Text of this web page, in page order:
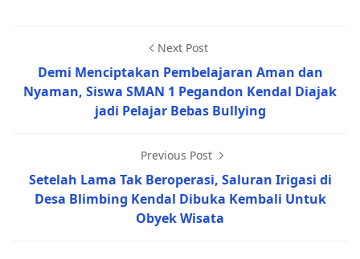
Next Post
Demi Menciptakan Pembelajaran Aman dan
Nyaman, Siswa SMAN 1 Pegandon Kendal Diajak
jadi Pelajar Bebas Bullying
Previous Post
Setelah Lama Tak Beroperasi, Saluran Irigasi di
Desa Blimbing Kendal Dibuka Kembali Untuk
Obyek Wisata